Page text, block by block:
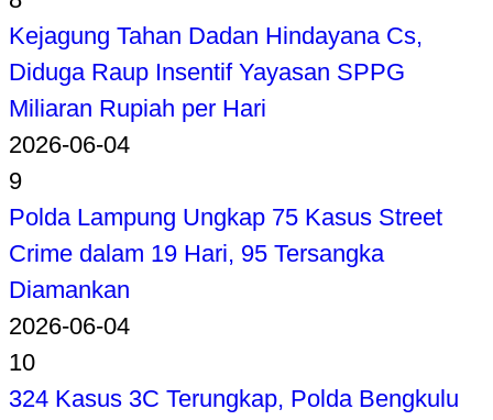
Kejagung Tahan Dadan Hindayana Cs,
Diduga Raup Insentif Yayasan SPPG
Miliaran Rupiah per Hari
2026-06-04
9
Polda Lampung Ungkap 75 Kasus Street
Crime dalam 19 Hari, 95 Tersangka
Diamankan
2026-06-04
10
324 Kasus 3C Terungkap, Polda Bengkulu